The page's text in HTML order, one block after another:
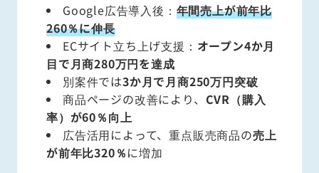
Google広告導入後： 年間売上が前年比
260％に伸長
ECサイト立ち上げ支援： オープン4か月
目で月商280万円を達成
別案件では3か月で月商250万円突破
商品ページの改善により、 CVR（購入
率）が60％向上
広告活用によって、重点販売商品の売上
が前年比320％に増加